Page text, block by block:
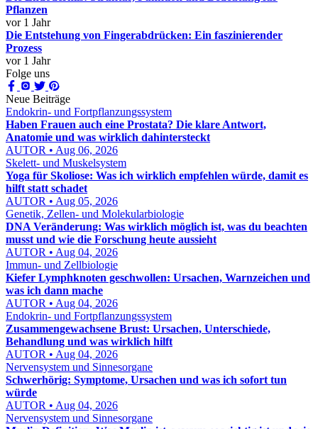
Pflanzen
vor 1 Jahr
Die Entstehung von Fingerabdrücken: Ein faszinierender
Prozess
vor 1 Jahr
Folge uns
Neue Beiträge
Endokrin- und Fortpflanzungssystem
Haben Frauen auch eine Prostata? Die klare Antwort,
Anatomie und was wirklich dahintersteckt
AUTOR • Aug 06, 2026
Skelett- und Muskelsystem
Yoga für Skoliose: Was ich wirklich empfehlen würde, damit es
hilft statt schadet
AUTOR • Aug 05, 2026
Genetik, Zellen- und Molekularbiologie
DNA Veränderung: Was wirklich möglich ist, was du beachten
musst und wie die Forschung heute aussieht
AUTOR • Aug 04, 2026
Immun- und Zellbiologie
Kiefer Lymphknoten geschwollen: Ursachen, Warnzeichen und
was ich dann mache
AUTOR • Aug 04, 2026
Endokrin- und Fortpflanzungssystem
Zusammengewachsene Brust: Ursachen, Unterschiede,
Behandlung und was wirklich hilft
AUTOR • Aug 04, 2026
Nervensystem und Sinnesorgane
Schwerhörig: Symptome, Ursachen und was ich sofort tun
würde
AUTOR • Aug 04, 2026
Nervensystem und Sinnesorgane